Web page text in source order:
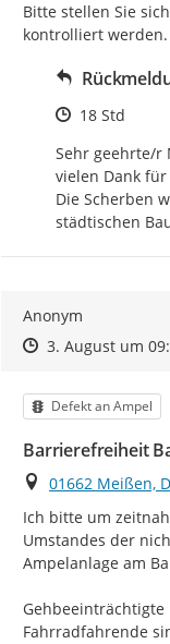
Bitte stellen Sie
kontrolliert werden.
Zeitpunkt
18 Std
Sehr geehrte/r
vielen Dank
Die Scherben
städtischen
Anonym
Zeitpunkt des
Zeitpunkt des
3. August um
Kategorie
Defekt an Ampel
Barrierefreiheit
Ort
01662 Meißen,
Ich bitte um
Umstandes der
Ampelanlage am
Fahrradfahrende